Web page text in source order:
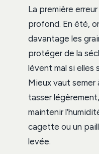
La première
profond. En été,
davantage les
protéger de la
lèvent mal si elles
Mieux vaut semer
tasser
maintenir
cagette ou un
levée.